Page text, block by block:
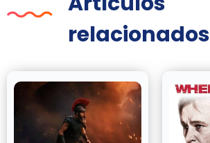
relacionados